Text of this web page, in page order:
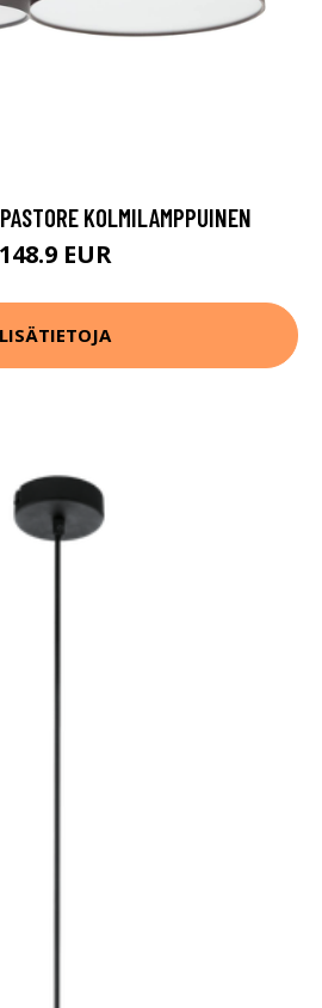
KOLMILAMPPUINEN
148.9 EUR
LISÄTIETOJA